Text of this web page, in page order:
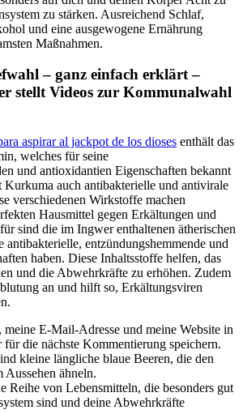
zu stärken. Ausreichend Schlaf,
und eine ausgewogene Ernährung
Maßnahmen.
– ganz einfach erklärt –
stellt Videos zur Kommunalwahl
aspirar al jackpot de los dioses enthält das
welches für seine
und antioxidantien Eigenschaften bekannt
Kurkuma auch antibakterielle und antivirale
verschiedenen Wirkstoffe machen
Hausmittel gegen Erkältungen und
sind die im Ingwer enthaltenen ätherischen
entzündungshemmende und
haben. Diese Inhaltsstoffe helfen, das
und die Abwehrkräfte zu erhöhen. Zudem
an und hilft so, Erkältungsviren
E-Mail-Adresse und meine Website in
für die nächste Kommentierung speichern.
kleine längliche blaue Beeren, die den
Aussehen ähneln.
Reihe von Lebensmitteln, die besonders gut
sind und deine Abwehrkräfte